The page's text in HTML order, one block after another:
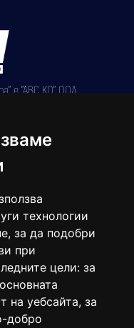
технологии
за да подобри
при
цели: за
на уебсайта, за
добро
е "АВС КО" ООД,